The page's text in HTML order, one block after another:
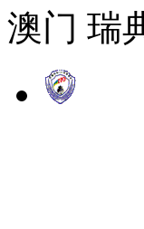
澳门 瑞